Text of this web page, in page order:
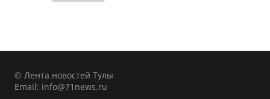
© Лента новостей Тулы
Email: info@71news.ru